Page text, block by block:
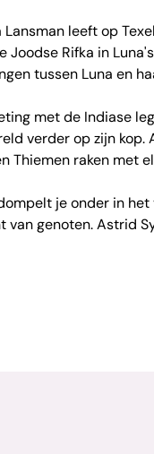
Lansman leeft op
Joodse Rifka in
tussen Luna en
met de Indiase
verder op zijn kop.
Thiemen raken met
je onder in
van genoten. Astrid